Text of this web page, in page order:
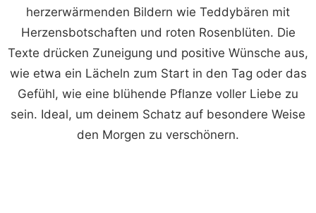
herzerwärmenden Bildern wie Teddybären mit
Herzensbotschaften und roten Rosenblüten. Die
Texte drücken Zuneigung und positive Wünsche aus,
wie etwa ein Lächeln zum Start in den Tag oder das
Gefühl, wie eine blühende Pflanze voller Liebe zu
sein. Ideal, um deinem Schatz auf besondere Weise
den Morgen zu verschönern.